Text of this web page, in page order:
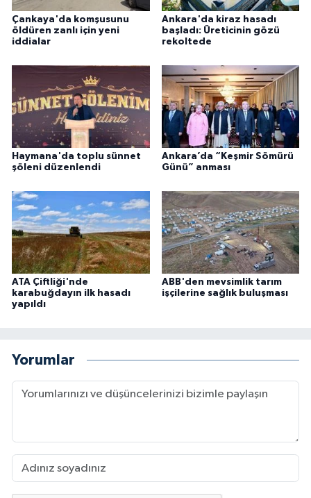
Çankaya'da komşusunu
öldüren zanlı için yeni
iddialar
Ankara'da kiraz hasadı
başladı: Üreticinin gözü
rekoltede
Haymana'da toplu sünnet
şöleni düzenlendi
Ankara’da “Keşmir Sömürü
Günü” anması
ATA Çiftliği'nde
karabuğdayın ilk hasadı
yapıldı
ABB'den mevsimlik tarım
işçilerine sağlık buluşması
Yorumlar